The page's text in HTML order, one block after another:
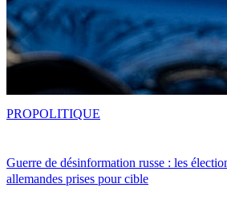
Guerre de désinformation russe : les
allemandes prises pour cible
PROPOLITIQUE